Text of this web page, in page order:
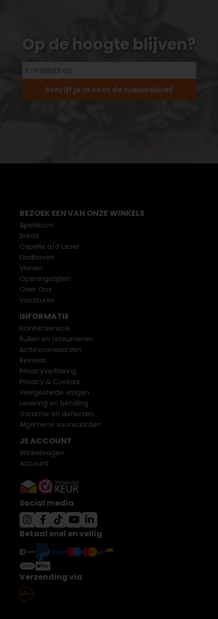
Op de hoogte blijven?
Schrijf je in voor de nieuwsbrief
BEZOEK EEN VAN ONZE WINKELS
Apeldoorn
Breda
Capelle a/d IJssel
Eindhoven
Vianen
Openingstijden
Over Ons
Vacatures
INFORMATIE
Klantenservice
Ruilen en retourneren
Actievoorwaarden
Reviews
Privacyverklaring
Privacy & Cookies
Veelgestelde vragen
Levering en betaling
Garantie en defecten
Algemene voorwaarden
JE ACCOUNT
Winkelwagen
Account
Social media
Betaal snel en veilig
Verzending via